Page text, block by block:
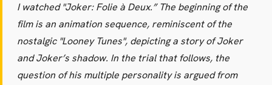
I watched "Joker: Folie à Deux.” The beginning of the
film is an animation sequence, reminiscent of the
nostalgic "Looney Tunes", depicting a story of Joker
and Joker’s shadow. In the trial that follows, the
question of his multiple personality is argued from